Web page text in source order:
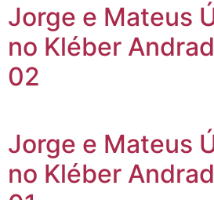
Jorge e Mateus
no Kléber
02
Jorge e Mateus
no Kléber